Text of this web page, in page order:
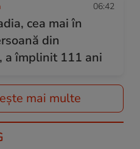
06:42
cea mai în
din
a împlinit 111 ani
mai multe